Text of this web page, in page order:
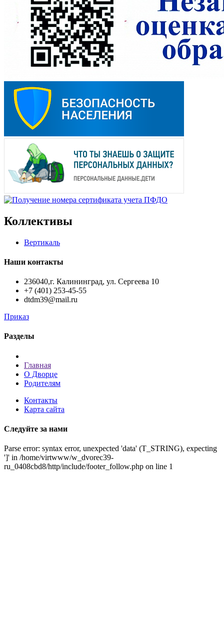
Коллективы
Вертикаль
Наши контакты
236040,г. Калининград, ул. Сергеева 10
+7 (401) 253-45-55
dtdm39@mail.ru
Приказ
Разделы
Главная
О Дворце
Родителям
Контакты
Карта сайта
Следуйте за нами
Parse error: syntax error, unexpected 'data' (T_STRING), expecting
']' in /home/virtwww/w_dvorec39-
ru_0408cbd8/http/include/footer_follow.php on line 1